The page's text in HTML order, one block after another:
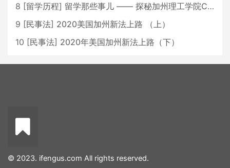
8 [留学历程] 留学那些事儿 —— 探秘加州理工学院Caltech博士生活 [上集]
9 [民事法] 2020美国加州新法上路 （上）
10 [民事法] 2020年美国加州新法上路（下）
© 2023. ifengus.com All rights reserved.